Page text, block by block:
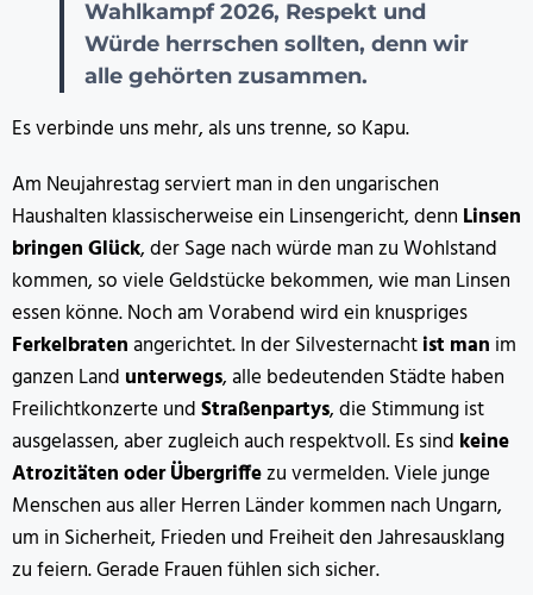
Wahlkampf 2026, Respekt und
Würde herrschen sollten, denn wir
alle gehörten zusammen.
Es verbinde uns mehr, als uns trenne, so Kapu.
Am Neujahrestag serviert man in den ungarischen
Haushalten klassischerweise ein Linsengericht, denn Linsen
bringen Glück, der Sage nach würde man zu Wohlstand
kommen, so viele Geldstücke bekommen, wie man Linsen
essen könne. Noch am Vorabend wird ein knuspriges
Ferkelbratenangerichtet. In der Silvesternachtist man im
ganzen Land unterwegs, alle bedeutenden Städte haben
Freilichtkonzerte undStraßenpartys, die Stimmung ist
ausgelassen, aber zugleich auch respektvoll. Es sind keine
Atrozitäten oder Übergriffezu vermelden. Viele junge
Menschen aus aller Herren Länder kommen nach Ungarn,
um in Sicherheit, Frieden und Freiheit den Jahresausklang
zu feiern. Gerade Frauen fühlen sich sicher.